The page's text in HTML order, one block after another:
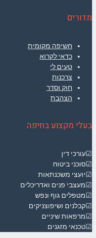
מדורים
חשיפה מקומית
כדאי לקרוא
טעים לי
צרכנות
חוק וסדר
הצהבת
בעלי מקצוע בחיפה
☑עורכי דין
☑סוכני ביטוח
☑יועצי משכנתאות
☑מעצבי פנים ואדריכלים
☑מטפלים גוף ונפש
☑קבלנים ושיפוצניקים
☑מרפאות שיניים
☑טכנאי מזגנים